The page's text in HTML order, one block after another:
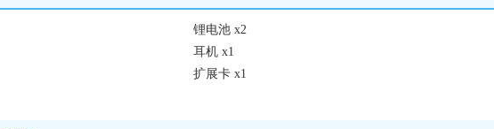
锂电池 x2
耳机 x1
扩展卡 x1